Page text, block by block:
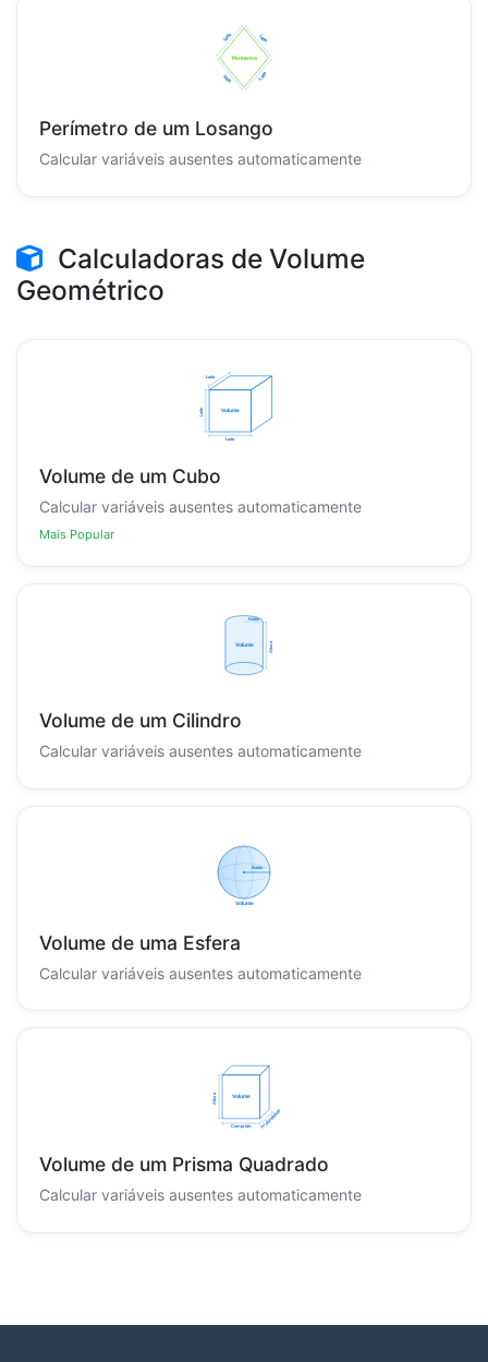
Perímetro de um Losango
Calcular variáveis ausentes automaticamente
Calculadoras de Volume
Geométrico
Volume de um Cubo
Calcular variáveis ausentes automaticamente
Mais Popular
Volume de um Cilindro
Calcular variáveis ausentes automaticamente
Volume de uma Esfera
Calcular variáveis ausentes automaticamente
Volume de um Prisma Quadrado
Calcular variáveis ausentes automaticamente